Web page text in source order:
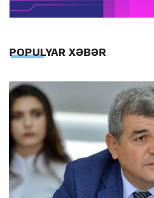
POPULYAR XƏBƏR